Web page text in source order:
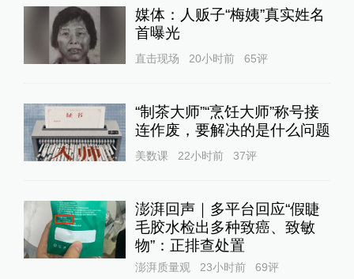
媒体：人贩子“梅姨”真实姓名
首曝光
直击现场 20小时前 65评
“制茶大师”“烹饪大师”称号接
连作废，要解决的是什么问题
美数课 22小时前 37评
澎湃回声｜多平台回应“假睫
毛胶水检出多种致癌、致敏
物”：正排查处置
澎湃质量观 23小时前 69评